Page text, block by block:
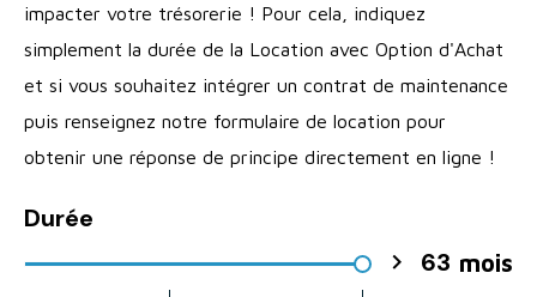
impacter votre trésorerie ! Pour cela, indiquez
simplement la durée de la Location avec Option d'Achat
et si vous souhaitez intégrer un contrat de maintenance
puis renseignez notre formulaire de location pour
obtenir une réponse de principe directement en ligne !
Durée
 63 mois